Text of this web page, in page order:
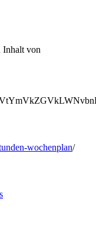
Inhalt von
wochenplan/